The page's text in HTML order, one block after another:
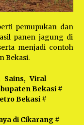
pemupukan dan
panen jagung di
menjadi contoh
Bekasi.
Sains, Viral
Bekasi#
Bekasi#
di Cikarang#